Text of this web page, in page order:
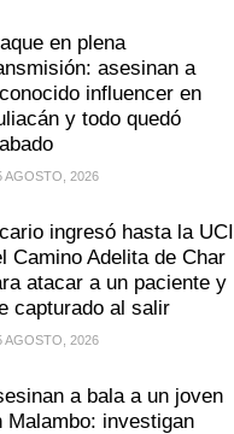
en plena
asesinan a
influencer en
y todo quedó
AGOSTO, 2026
ingresó hasta la UCI
Camino Adelita de Char
atacar a un paciente y
capturado al salir
AGOSTO, 2026
a bala a un joven
Malambo: investigan